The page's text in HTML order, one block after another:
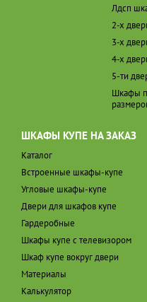
Лдсп
2-х
3-х
4-х
5-ти
Шкафы
ШКАФЫ КУПЕ НА ЗАКАЗ
Каталог
Встроенные шкафы-купе
Угловые шкафы-купе
Двери для шкафов купе
Гардеробные
Шкафы купе с телевизором
Шкаф купе вокруг двери
Материалы
Калькулятор